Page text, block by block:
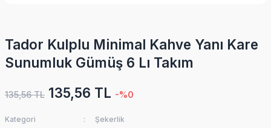
Tador Kulplu Minimal Kahve Yanı Kare
Sunumluk Gümüş 6 Lı Takım
135,56 TL 135,56 TL -%0
Kategori
Şekerlik